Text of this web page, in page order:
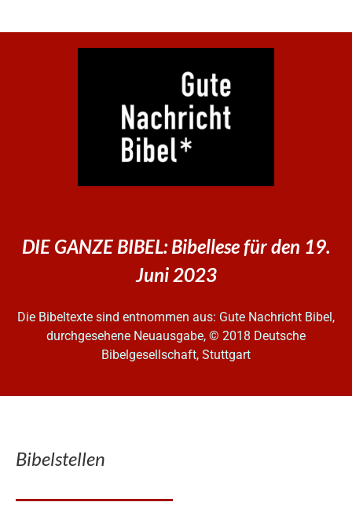
DIE GANZE BIBEL: Bibellese für den 19.
Juni 2023
Die Bibeltexte sind entnommen aus: Gute Nachricht Bibel,
durchgesehene Neuausgabe, © 2018 Deutsche
Bibelgesellschaft, Stuttgart
Bibelstellen